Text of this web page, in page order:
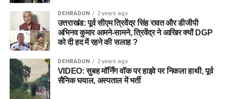
DEHRADUN 2 years ago
उत्तराखंड: पूर्व सीएम त्रिवेंद्र सिंह रावत और डीजीपी
अभिनव कुमार आमने-सामने, त्रिवेंद्र ने आखिर क्यों DGP
को दी हद में रहने की सलाह ?
DEHRADUN 2 years ago
VIDEO: सुबह मॉर्निंग वॉक पर हाइवे पर निकला हाथी, पूर्व
सैनिक घयाल, अस्पताल में भर्ती